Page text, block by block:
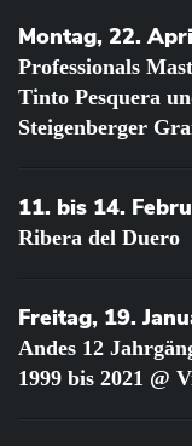
Montag, 22.
Professionals
Tinto Pesquera
Steigenberger
11. bis 14.
Ribera del Duero
Freitag, 19.
Andes 12
1999 bis 2021 @